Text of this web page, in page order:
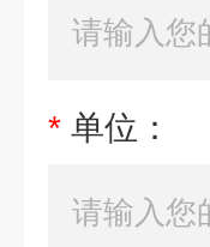
* 单位：